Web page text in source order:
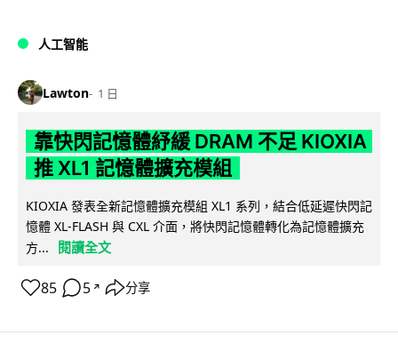
人工智能
Lawton 1 日
靠快閃記憶體紓緩 DRAM 不足 KIOXIA
推 XL1 記憶體擴充模組
KIOXIA 發表全新記憶體擴充模組 XL1 系列，結合低延遲快閃記
憶體 XL-FLASH 與 CXL 介面，將快閃記憶體轉化為記憶體擴充
方...
閱讀全文
85 5 ↗ 分享